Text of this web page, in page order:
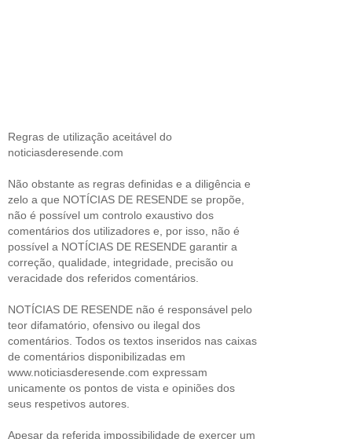
Regras de utilização aceitável do
noticiasderesende.com
Não obstante as regras definidas e a diligência e
zelo a que NOTÍCIAS DE RESENDE se propõe,
não é possível um controlo exaustivo dos
comentários dos utilizadores e, por isso, não é
possível a NOTÍCIAS DE RESENDE garantir a
correção, qualidade, integridade, precisão ou
veracidade dos referidos comentários.
NOTÍCIAS DE RESENDE não é responsável pelo
teor difamatório, ofensivo ou ilegal dos
comentários. Todos os textos inseridos nas caixas
de comentários disponibilizadas em
www.noticiasderesende.com expressam
unicamente os pontos de vista e opiniões dos
seus respetivos autores.
Apesar da referida impossibilidade de exercer um